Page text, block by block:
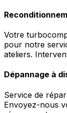
Votre
pour notre
ateliers.
Dépannage à
Service de
Envoyez-nous